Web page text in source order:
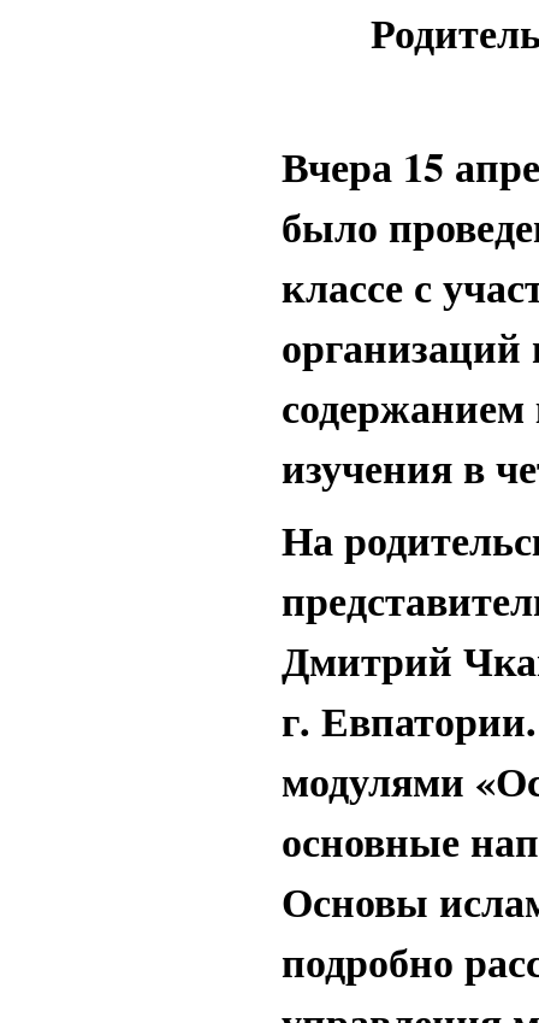
Вчера 15
было
классе с
организаций
изучения в
На
Дмитрий
г.
модулями
основные
Основы
подробно